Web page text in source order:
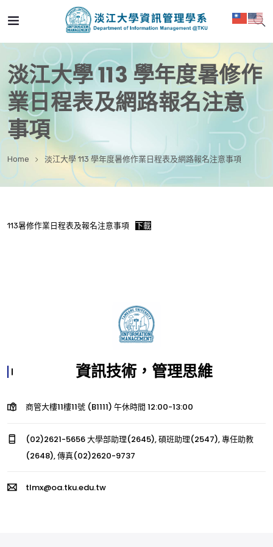
淡江大學 113 學年度暑修作
業日程表及網路報名注意
事項
Home 淡江大學 113 學年度暑修作業日程表及網路報名注意事項
113暑修作業日程表及報名注意事項 下載
資訊技術，管理思維
商管大樓11樓11號 (B1111) 午休時間 12:00-13:00
(02)2621-5656 大學部助理(2645), 碩班助理(2547), 專任助教
(2648), 傳真(02)2620-9737
tlmx@oa.tku.edu.tw